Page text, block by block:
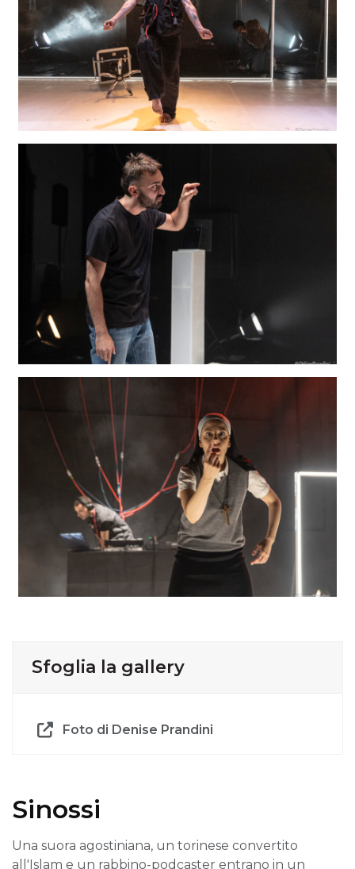
Sfoglia la gallery
Foto di Denise Prandini
Sinossi
Una suora agostiniana, un torinese convertito
all'Islam e un rabbino-podcaster entrano in un